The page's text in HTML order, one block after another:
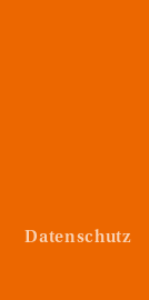
Datenschutz